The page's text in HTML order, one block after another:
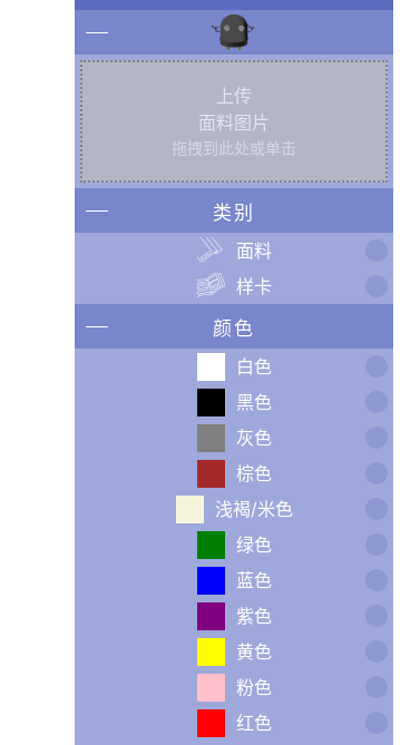
上传
面料图片
拖拽到此处或单击
类别
面料
样卡
颜色
白色
黑色
灰色
棕色
浅褐/米色
绿色
蓝色
紫色
黄色
粉色
红色